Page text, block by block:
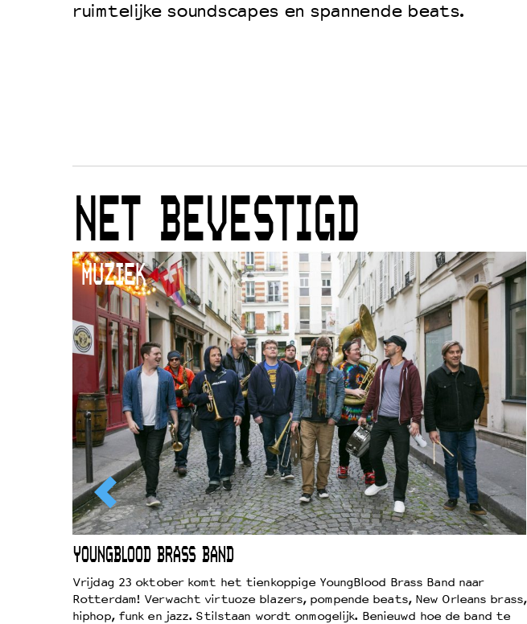
ruimtelijke soundscapes en spannende beats.
NET BEVESTIGD
MUZIEK
YOUNGBLOOD BRASS BAND
Vrijdag 23 oktober komt het tienkoppige YoungBlood Brass Band naar
Rotterdam! Verwacht virtuoze blazers, pompende beats, New Orleans brass,
hiphop, funk en jazz. Stilstaan wordt onmogelijk. Benieuwd hoe de band te